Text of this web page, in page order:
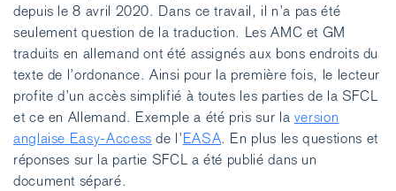
depuis le 8 avril 2020. Dans ce travail, il n’a pas été
seulement question de la traduction. Les AMC et GM
traduits en allemand ont été assignés aux bons endroits du
texte de l’ordonance. Ainsi pour la première fois, le lecteur
profite d’un accès simplifié à toutes les parties de la SFCL
et ce en Allemand. Exemple a été pris sur la version
anglaise Easy-Access de l’EASA. En plus les questions et
réponses sur la partie SFCL a été publié dans un
document séparé.